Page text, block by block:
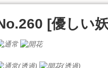
[優しい